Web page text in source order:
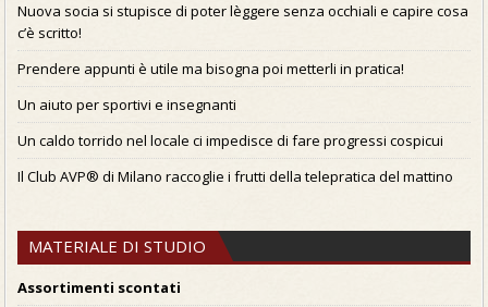
Nuova socia si stupisce di poter lèggere senza occhiali e capire cosa
c’è scritto!
Prendere appunti è utile ma bisogna poi metterli in pratica!
Un aiuto per sportivi e insegnanti
Un caldo torrido nel locale ci impedisce di fare progressi cospicui
Il Club AVP® di Milano raccoglie i frutti della telepratica del mattino
MATERIALE DI STUDIO
Assortimenti scontati